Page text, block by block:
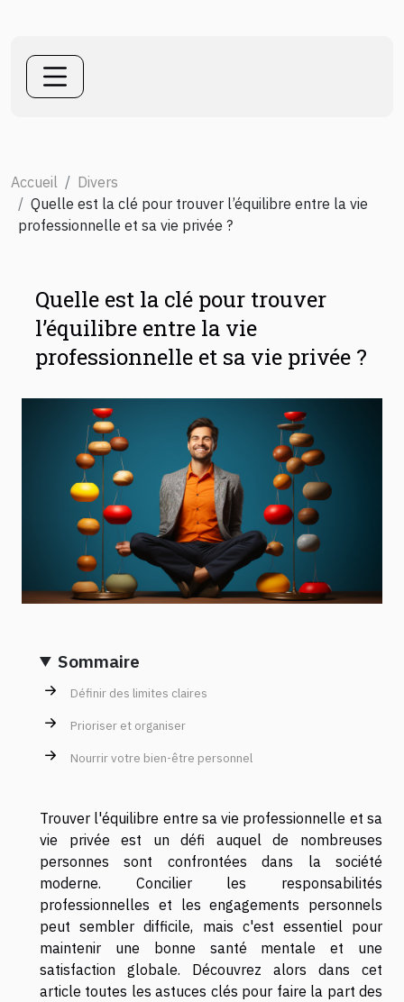
Accueil
Divers
Quelle est la clé pour trouver l’équilibre entre la vie
professionnelle et sa vie privée ?
Quelle est la clé pour trouver
l’équilibre entre la vie
professionnelle et sa vie privée ?
Sommaire
Définir des limites claires
Prioriser et organiser
Nourrir votre bien-être personnel
Trouver l'équilibre entre sa vie professionnelle et sa
vie privée est un défi auquel de nombreuses
personnes sont confrontées dans la société
moderne. Concilier les responsabilités
professionnelles et les engagements personnels
peut sembler difficile, mais c'est essentiel pour
maintenir une bonne santé mentale et une
satisfaction globale. Découvrez alors dans cet
article toutes les astuces clés pour faire la part des